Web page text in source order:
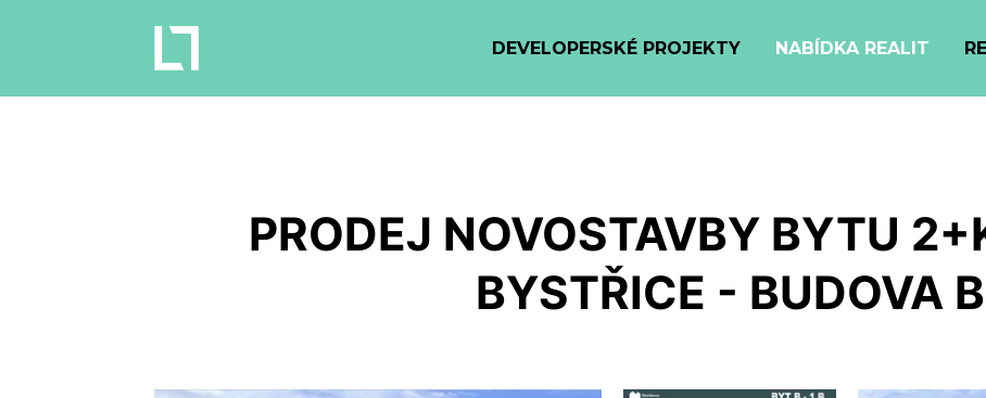
DEVELOPERSKÉ PROJEKTY NABÍDKA REALIT
PRODEJ NOVOSTAVBY BYTU
BYSTŘICE - BUDOVA B